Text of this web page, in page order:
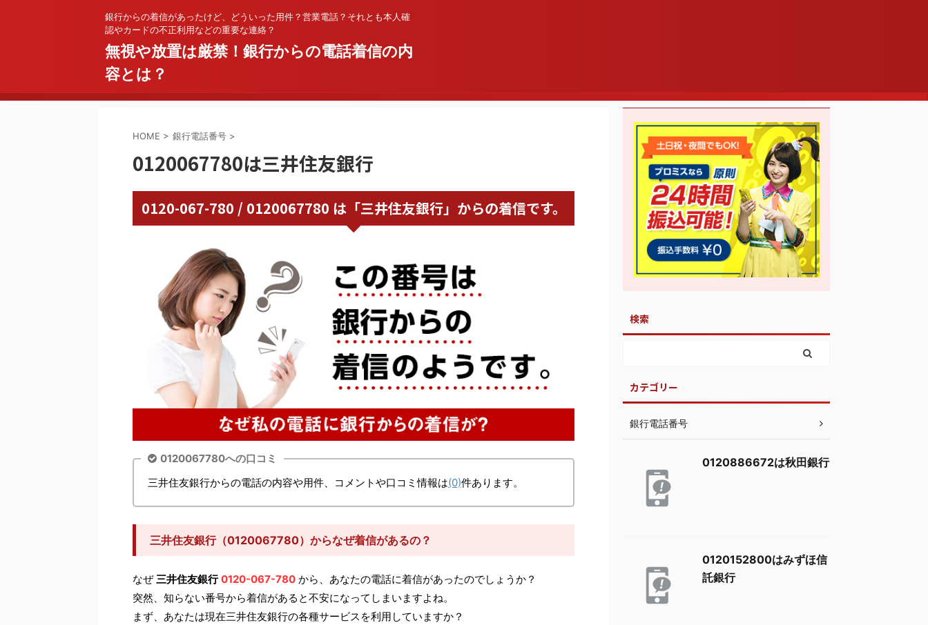
銀行からの着信があったけど、どういった用件？営業電話？それとも本人確
認やカードの不正利用などの重要な連絡？
無視や放置は厳禁！銀行からの電話着信の内
容とは？
HOME > 銀行電話番号 >
0120067780は三井住友銀行
0120-067-780 / 0120067780 は「三井住友銀行」からの着信です。
0120067780への口コミ
三井住友銀行からの電話の内容や用件、コメントや口コミ情報は(0)件あります。
三井住友銀行（0120067780）からなぜ着信があるの？
なぜ三井住友銀行 0120-067-780 から、あなたの電話に着信があったのでしょうか？
突然、知らない番号から着信があると不安になってしまいますよね。
まず、あなたは現在三井住友銀行の各種サービスを利用していますか？
検索
カテゴリー
銀行電話番号
0120886672は秋田銀行
0120152800はみずほ信
託銀行